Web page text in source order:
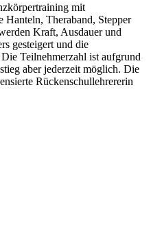
mit
Theraband, Stepper
Kraft, Ausdauer und
gesteigert und die
Teilnehmerzahl ist aufgrund
aber jederzeit möglich. Die
Rückenschullehrererin